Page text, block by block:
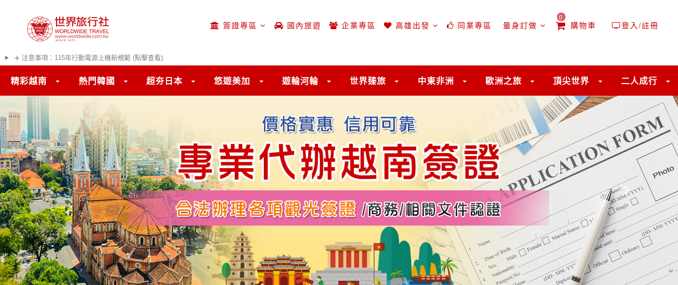
簽證專區 國內旅遊 企業專區 高雄出發 同業專區 量身訂做 購物車
0
登入/註冊
✈️ 注意事項：115年行動電源上機新規範 (點擊查看)
精彩越南 熱門韓國 超夯日本 悠遊美加 遊輪河輪 世界臻旅 中東非洲 歐洲之旅 頂尖世界 二人成行
往前 往後